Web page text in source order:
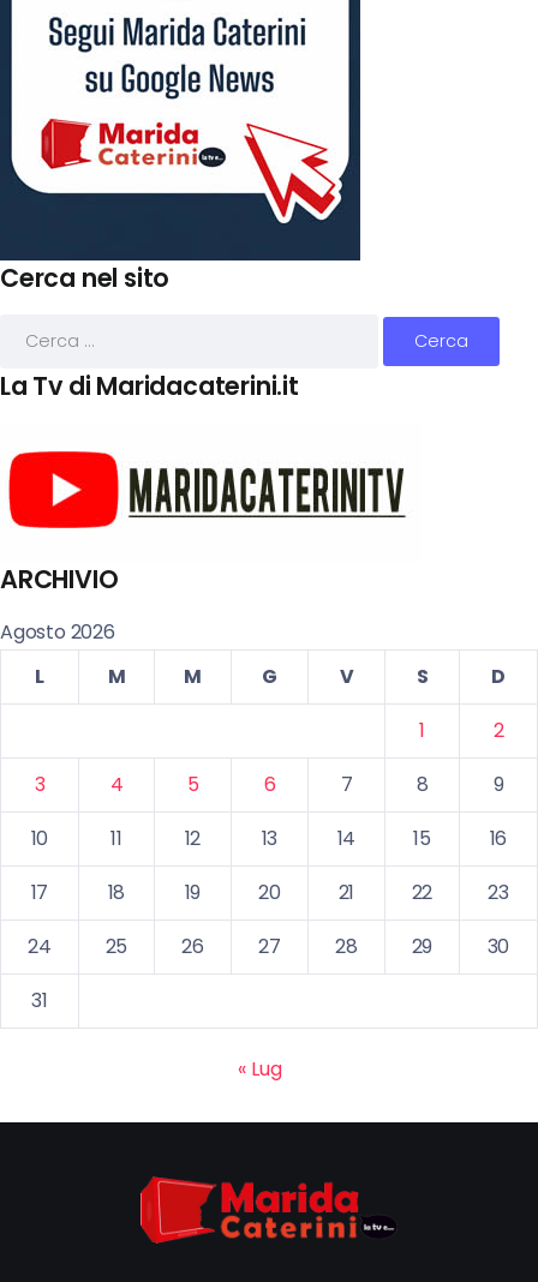
Cerca nel sito
La Tv di Maridacaterini.it
ARCHIVIO
Agosto 2026
L
M M G V S
D
1
2
3
4 5 6 7 8
9
10
11 12 13 14 15
16
17
18 19 20 21 22
23
24
25 26 27 28 29
30
31
« Lug